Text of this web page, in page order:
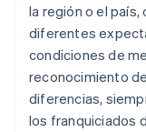
la región o el
diferentes
condiciones de
reconocimiento
diferencias,
los franquiciados